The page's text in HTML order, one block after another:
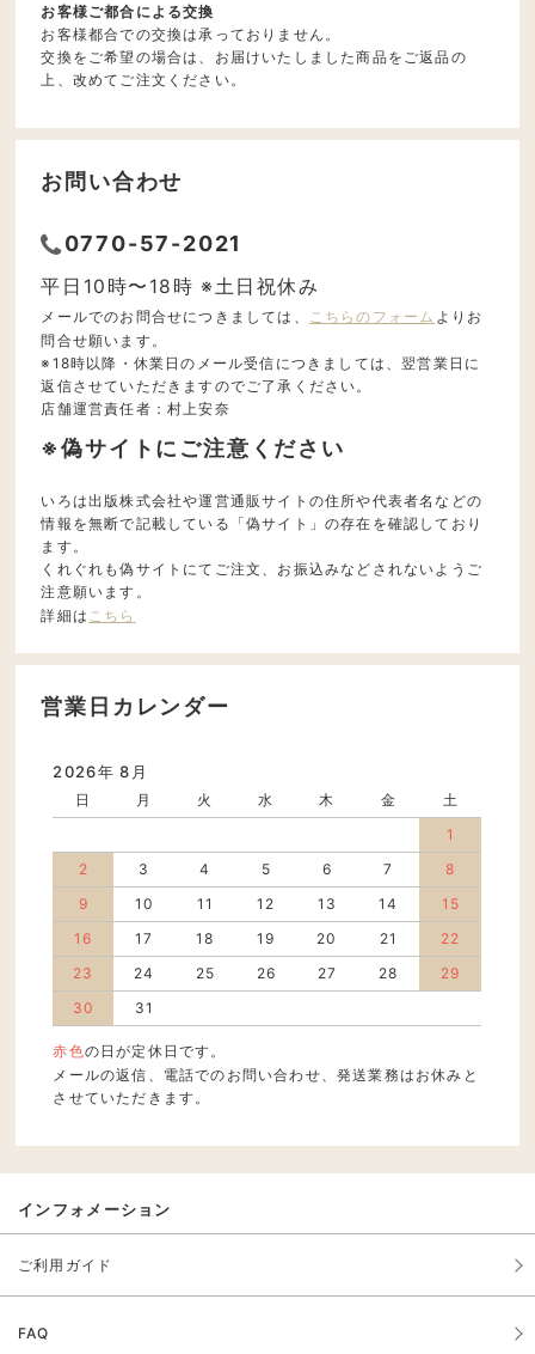
お客様ご都合による交換
お客様都合での交換は承っておりません。
交換をご希望の場合は、お届けいたしました商品をご返品の
上、改めてご注文ください。
お問い合わせ
0770-57-2021
平日10時〜18時 ※土日祝休み
メールでのお問合せにつきましては、 こちらのフォーム よりお
問合せ願います。
※18時以降・休業日のメール受信につきましては、翌営業日に
返信させていただきますのでご了承ください。
店舗運営責任者：村上安奈
※偽サイトにご注意ください
いろは出版株式会社や運営通販サイトの住所や代表者名などの
情報を無断で記載している「偽サイト」の存在を確認しており
ます。
くれぐれも偽サイトにてご注文、お振込みなどされないようご
注意願います。
詳細は こちら
営業日カレンダー
2026年 8月
日 月 火 水 木 金
土
1
2
3 4 5 6 7
8
9
10 11 12 13 14
15
16
17 18 19 20 21
22
23
24 25 26 27 28
29
30
31
赤色の日が定休日です。
メールの返信、電話でのお問い合わせ、発送業務はお休みと
させていただきます。
インフォメーション
ご利用ガイド
FAQ